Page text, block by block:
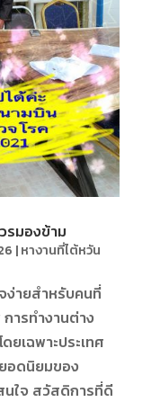
รมองข้าม
|หางานที่ไต้หวัน
ง่ายสำหรับคนที่
ารทำงานต่าง
ยเฉพาะประเทศ
อดนิยมของ
นใจ สวัสดิการที่ดี